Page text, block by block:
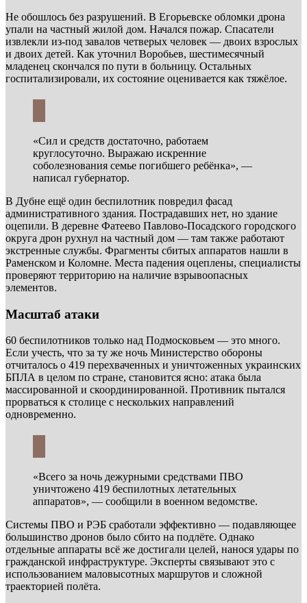
Не обошлось без разрушений. В Егорьевске обломки дрона
упали на частный жилой дом. Начался пожар. Спасатели
извлекли из-под завалов четверых человек — двоих взрослых
и двоих детей. Как уточнил Воробьев, шестимесячный
младенец скончался по пути в больницу. Остальных
госпитализировали, их состояние оценивается как тяжёлое.
«Сил и средств достаточно, работаем
круглосуточно. Выражаю искренние
соболезнования семье погибшего ребёнка», —
написал губернатор.
В Дубне ещё один беспилотник повредил фасад
административного здания. Пострадавших нет, но здание
оцепили. В деревне Фатеево Павлово-Посадского городского
округа дрон рухнул на частный дом — там также работают
экстренные службы. Фрагменты сбитых аппаратов нашли в
Раменском и Коломне. Места падения оцеплены, специалисты
проверяют территорию на наличие взрывоопасных
элементов.
Масштаб атаки
60 беспилотников только над Подмосковьем — это много.
Если учесть, что за ту же ночь Министерство обороны
отчиталось о 419 перехваченных и уничтоженных украинских
БПЛА в целом по стране, становится ясно: атака была
массированной и скоординированной. Противник пытался
прорваться к столице с нескольких направлений
одновременно.
«Всего за ночь дежурными средствами ПВО
уничтожено 419 беспилотных летательных
аппаратов», — сообщили в военном ведомстве.
Системы ПВО и РЭБ сработали эффективно — подавляющее
большинство дронов было сбито на подлёте. Однако
отдельные аппараты всё же достигали целей, нанося удары по
гражданской инфраструктуре. Эксперты связывают это с
использованием маловысотных маршрутов и сложной
траекторией полёта.